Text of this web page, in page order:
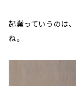
起業っていうのは、
ね。